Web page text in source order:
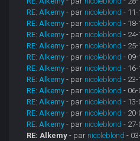
RE: Alkemy - par nicoleblond - 11-
RE: Alkemy - par nicoleblond - 18-
RE: Alkemy - par nicoleblond - 24-
RE: Alkemy - par nicoleblond - 25-
RE: Alkemy - par nicoleblond - 09-
RE: Alkemy - par nicoleblond - 16-
RE: Alkemy - par nicoleblond - 23-
RE: Alkemy - par nicoleblond - 06-
RE: Alkemy - par nicoleblond - 13-
RE: Alkemy - par nicoleblond - 20-
RE: Alkemy - par nicoleblond - 27-
RE: Alkemy - par nicoleblond -